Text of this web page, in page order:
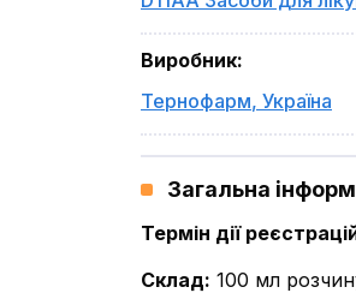
Виробник:
Тернофарм, Україна
Загальна
Термін дії
Склад: 100 мл